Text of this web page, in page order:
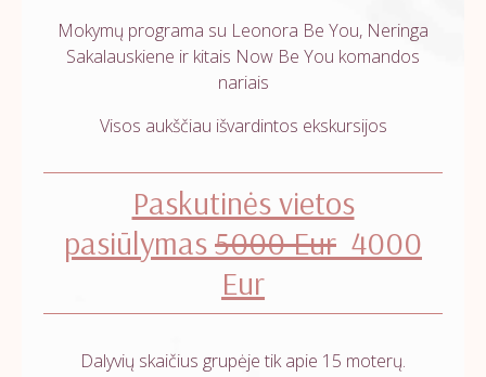
Mokymų programa su Leonora Be You, Neringa
Sakalauskiene ir kitais Now Be You komandos
nariais
Visos aukščiau išvardintos ekskursijos
Paskutinės vietos
pasiūlymas5000 Eur 4000
Eur
Dalyvių skaičius grupėje tik apie 15 moterų.